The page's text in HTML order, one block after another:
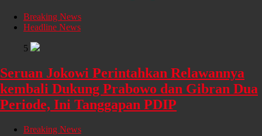
Breaking News
Headline News
5
Seruan Jokowi Perintahkan Relawannya
kembali Dukung Prabowo dan Gibran Dua
Periode, Ini Tanggapan PDIP
Breaking News